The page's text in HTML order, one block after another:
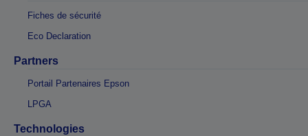
Fiches de sécurité
Eco Declaration
Partners
Portail Partenaires Epson
LPGA
Technologies